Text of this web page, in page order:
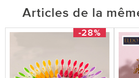
Articles de la
-28%